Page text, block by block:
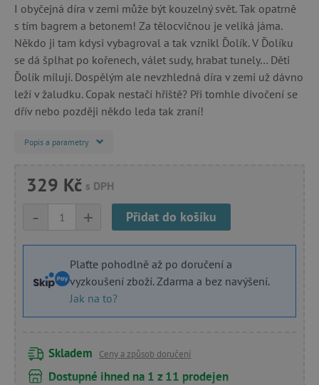
I obyčejná díra v zemi může být kouzelný svět. Tak opatrně
s tím bagrem a betonem! Za tělocvičnou je veliká jáma.
Někdo ji tam kdysi vybagroval a tak vznikl Ďolík. V Ďolíku
se dá šplhat po kořenech, válet sudy, hrabat tunely… Děti
Ďolík milují. Dospělým ale nevzhledná díra v zemi už dávno
leží v žaludku. Copak nestačí hřiště? Při tomhle divočení se
dřív nebo později někdo leda tak zraní!
Popis a parametry
329 Kč s DPH
+
- Přidat do košíku
Plaťte pohodlně až po doručení a
vyzkoušení zboží. Zdarma a bez navýšení.
Jak na to?
Skladem Ceny a způsob doručení
Dostupné ihned na 1 z 11 prodejen